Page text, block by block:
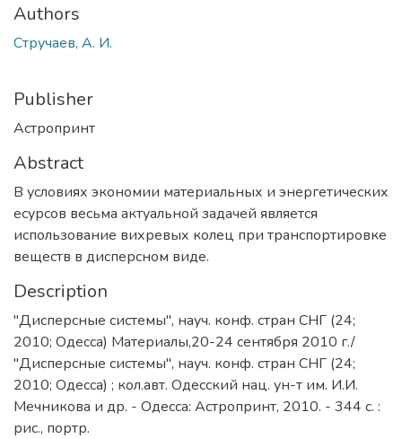
Authors
Стручаев, А. И.
Publisher
Астропринт
Abstract
В условиях экономии материальных и энергетических
есурсов весьма актуальной задачей является
использование вихревых колец при транспортировке
веществ в дисперсном виде.
Description
"Дисперсные системы", науч. конф. стран СНГ (24;
2010; Одесса) Материалы,20-24 сентября 2010 г./
"Дисперсные системы", науч. конф. стран СНГ (24;
2010; Одесса) ; кол.авт. Одесский нац. ун-т им. И.И.
Мечникова и др. - Одесса: Астропринт, 2010. - 344 с. :
рис., портр.